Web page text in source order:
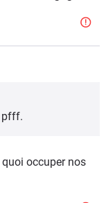
pfff.
occuper nos